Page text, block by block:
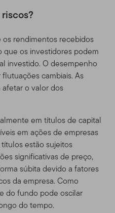
rendimentos recebidos
que os investidores podem
investido. O desempenho
cambiais. As
o valor dos
em títulos de capital
em ações de empresas
estão sujeitos
significativas de preço,
súbita devido a fatores
da empresa. Como
do fundo pode oscilar
do tempo.